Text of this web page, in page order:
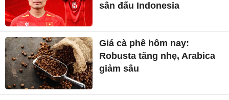
sân đấu Indonesia
Giá cà phê hôm nay:
Robusta tăng nhẹ, Arabica
giảm sâu